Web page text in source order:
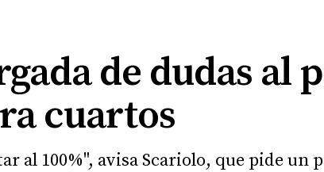
de dudas al
cuartos
al 100%", avisa Scariolo, que pide un